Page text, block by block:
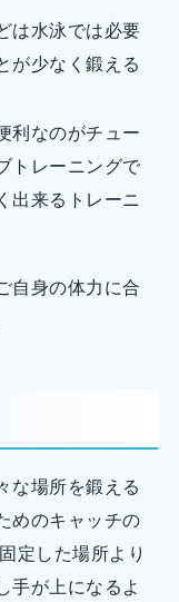
は水泳では必要
が少なく鍛える
利なのがチュー
トレーニングで
出来るトレーニ
自身の体力に合
な場所を鍛える
めのキャッチの
定した場所より
手が上になるよ